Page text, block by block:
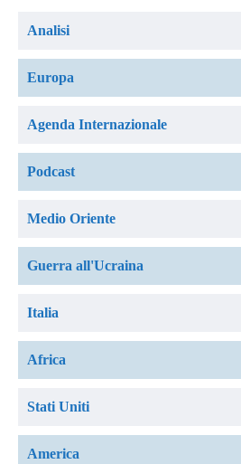
Analisi
Europa
Agenda Internazionale
Podcast
Medio Oriente
Guerra all'Ucraina
Italia
Africa
Stati Uniti
America